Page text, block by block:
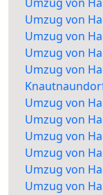
Umzug von
Umzug von
Umzug von
Umzug von
Umzug von
Umzug von
Umzug von
Umzug von
Umzug von
Umzug von